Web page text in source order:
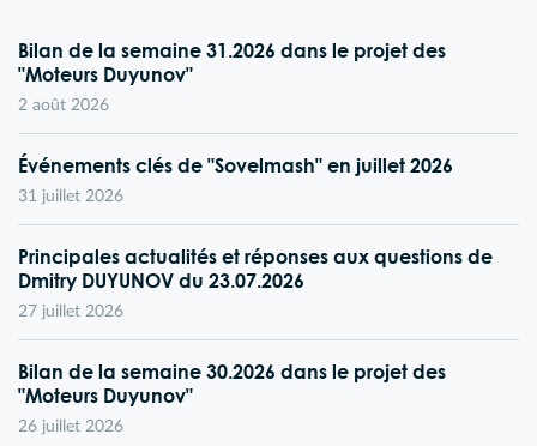
Bilan de la semaine 31.2026 dans le projet des
"Moteurs Duyunov"
2 août 2026
Événements clés de "Sovelmash" en juillet 2026
31 juillet 2026
Principales actualités et réponses aux questions de
Dmitry DUYUNOV du 23.07.2026
27 juillet 2026
Bilan de la semaine 30.2026 dans le projet des
"Moteurs Duyunov"
26 juillet 2026